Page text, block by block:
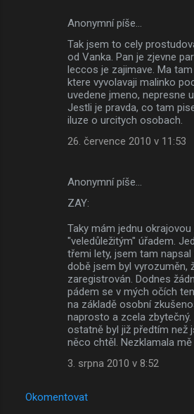
Anonymní píše…
Tak jsem to cely
od Vanka. Pan je zjevne
leccos je zajimave. Ma
ktere vyvolavaji malinko
uvedene jmeno, nepresne
Jestli je pravda, co tam
iluze o urcitych osobach.
26. července 2010 v 11:53
Anonymní píše…
ZAY:
Taky mám jednu
"veledůležitým" úřadem.
třemi lety, jsem tam
době jsem byl vyrozuměn,
zaregistrován. Dodnes
pádem se v mých očích
na základě osobní
naprosto a zcela
ostatně byl již předtím než
něco chtěl. Nezklamala mě
3. srpna 2010 v 8:52
Okomentovat